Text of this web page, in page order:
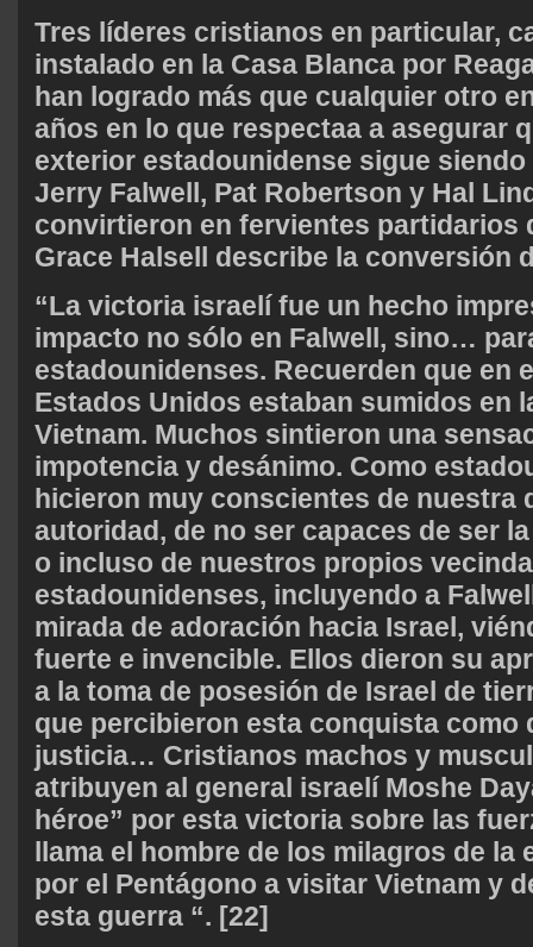
Tres líderes cristianos en particular,
instalado en la Casa Blanca por
han logrado más que cualquier otro
años en lo que respectaa a asegurar
exterior estadounidense sigue
Jerry Falwell, Pat Robertson y Hal
convirtieron en fervientes partidarios
Grace Halsell describe la conversión
“La victoria israelí fue un hecho
impacto no sólo en Falwell, sino…
estadounidenses. Recuerden que en
Estados Unidos estaban sumidos en
Vietnam. Muchos sintieron una
impotencia y desánimo. Como
hicieron muy conscientes de nuestra
autoridad, de no ser capaces de ser
o incluso de nuestros propios
estadounidenses, incluyendo a
mirada de adoración hacia Israel,
fuerte e invencible. Ellos dieron su
a la toma de posesión de Israel de
que percibieron esta conquista como
justicia… Cristianos machos y
atribuyen al general israelí Moshe
héroe” por esta victoria sobre las
llama el hombre de los milagros de la
por el Pentágono a visitar Vietnam y
esta guerra “. [22]